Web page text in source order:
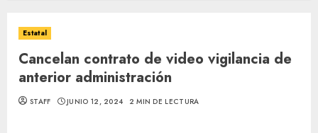
Estatal
Cancelan contrato de video vigilancia de
anterior administración
STAFF JUNIO 12, 2024 2 MIN DE LECTURA